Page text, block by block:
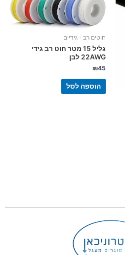
חוטים רב - גידיים
גליל 15 מטר חוט רב גידי
22AWG לבן
₪45
הוספה לסל